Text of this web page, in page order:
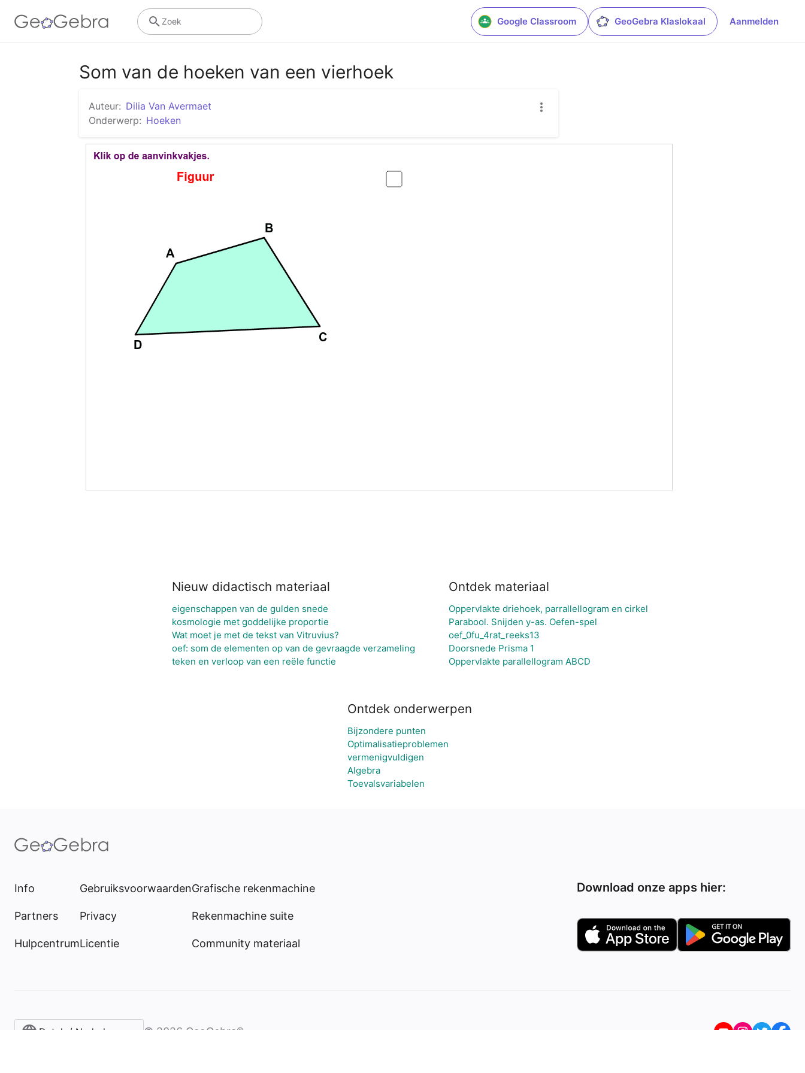
Google Classroom GeoGebra Klaslokaal Aanmelden
Zoek
Som van de hoeken van een vierhoek
Auteur: Dilia Van Avermaet
Onderwerp: Hoeken
Nieuw didactisch materiaal
eigenschappen van de gulden snede
kosmologie met goddelijke proportie
Wat moet je met de tekst van Vitruvius?
oef: som de elementen op van de gevraagde verzameling
teken en verloop van een reële functie
Ontdek materiaal
Oppervlakte driehoek, parrallellogram en cirkel
Parabool. Snijden y-as. Oefen-spel
oef_0fu_4rat_reeks13
Doorsnede Prisma 1
Oppervlakte parallellogram ABCD
Ontdek onderwerpen
Bijzondere punten
Optimalisatieproblemen
vermenigvuldigen
Algebra
Toevalsvariabelen
Info
Partners
Hulpcentrum
Gebruiksvoorwaarden
Privacy
Licentie
Grafische rekenmachine
Rekenmachine suite
Community materiaal
Download onze apps hier:
Dutch / Nederlands‎ (België)‎
© 2026 GeoGebra®